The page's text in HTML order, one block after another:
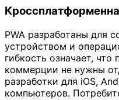
PWA разработаны для
устройством и
гибкость означает,
коммерции не нужны
разработки для iOS,
компьютеров.